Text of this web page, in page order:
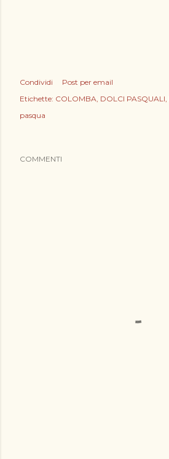
Condividi
Post per email
Etichette: COLOMBA DOLCI PASQUALI
pasqua
COMMENTI